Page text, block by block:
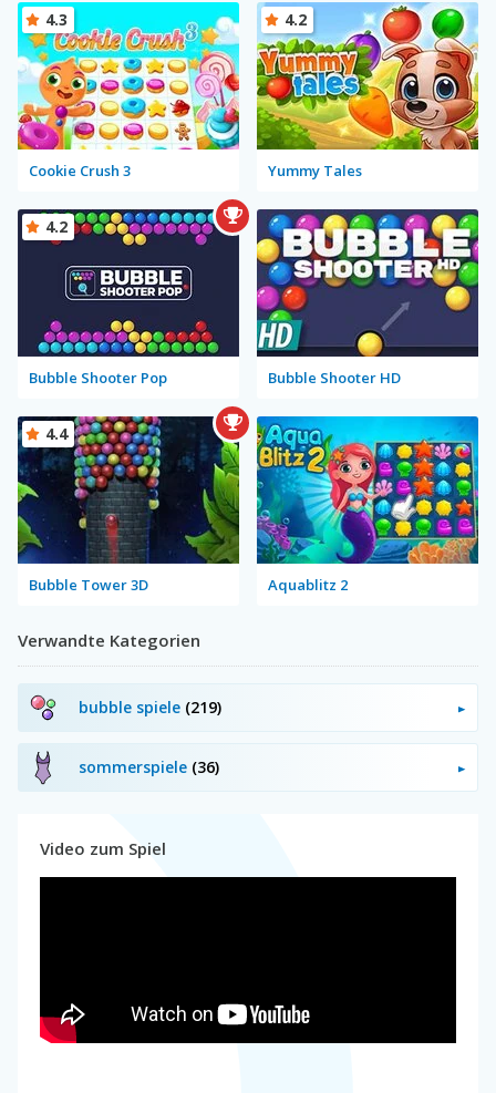
Cookie Crush 3
4.3
Yummy Tales
4.2
Bubble Shooter Pop
4.2
Bubble Shooter HD
Bubble Tower 3D
4.4
Aquablitz 2
Verwandte Kategorien
bubble spiele (219)
sommerspiele (36)
Video zum Spiel